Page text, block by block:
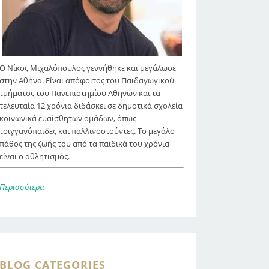
Ο Νίκος Μιχαλόπουλος γεννήθηκε και μεγάλωσε
στην Αθήνα. Είναι απόφοιτος του Παιδαγωγικού
τμήματος του Πανεπιστημίου Αθηνών και τα
τελευταία 12 χρόνια διδάσκει σε δημοτικά σχολεία
κοινωνικά ευαίσθητων ομάδων, όπως
τσιγγανόπαιδες και παλλινοστούντες. Το μεγάλο
πάθος της ζωής του από τα παιδικά του χρόνια
είναι ο αθλητισμός.
Περισσότερα
BLOG CATEGORIES